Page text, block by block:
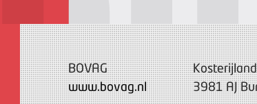
BOVAG
www.bovag.nl
3981 AJ